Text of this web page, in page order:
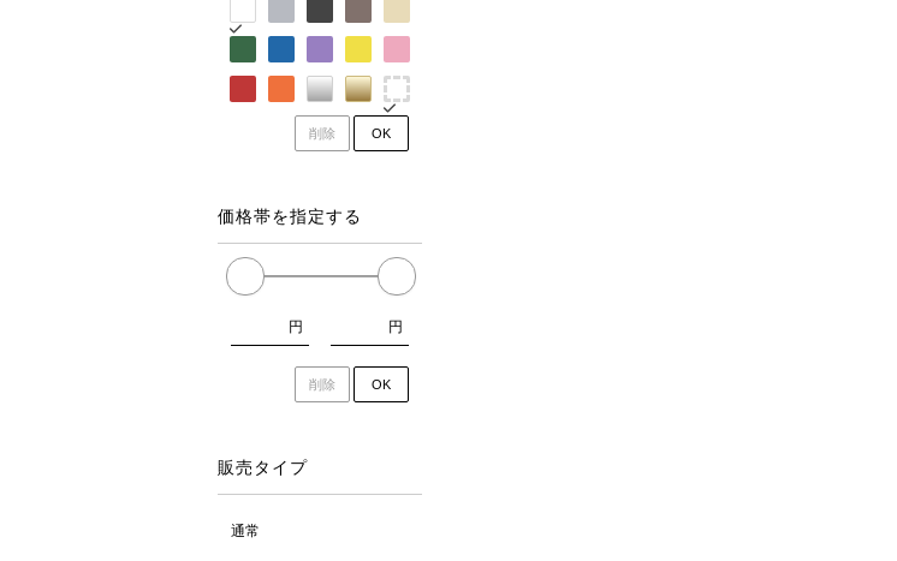
削除 OK
価格帯を指定する
円 円
削除 OK
販売タイプ
通常